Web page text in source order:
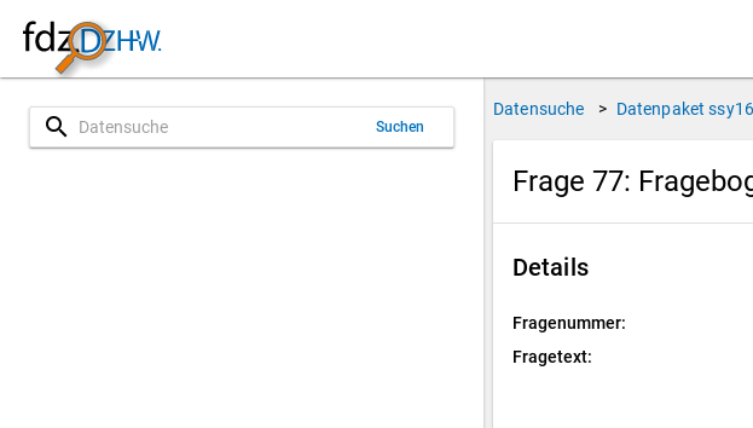
search Suchen
Datensuche > Datenpaket ssy16
Frage 77:
Details
Fragenummer:
Fragetext: